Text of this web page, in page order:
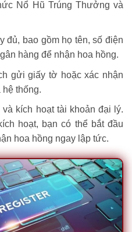
Nổ Hũ Trúng Thưởng và
đủ, bao gồm họ tên, số điện
hàng để nhận hoa hồng.
gửi giấy tờ hoặc xác nhận
hệ thống.
kích hoạt tài khoản đại lý.
hoạt, bạn có thể bắt đầu
hoa hồng ngay lập tức.